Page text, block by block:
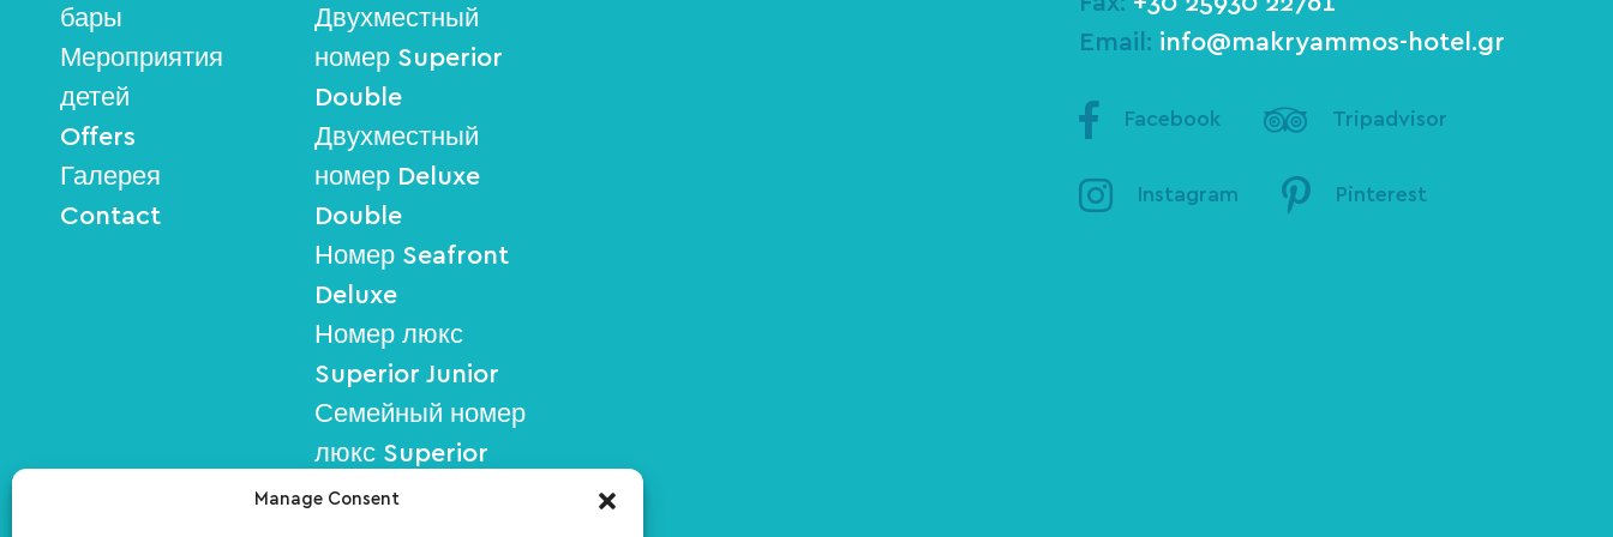
Manage Consent
бары
Мероприятия
детей
Offers
Галерея
Contact
Двухместный
номер Superior
Double
Двухместный
номер Deluxe
Double
Номер Seafront
Deluxe
Номер люкс
Superior Junior
Семейный номер
люкс Superior
Family
Email: info@makryammos-hotel.gr
Facebook Tripadvisor
Instagram Pinterest